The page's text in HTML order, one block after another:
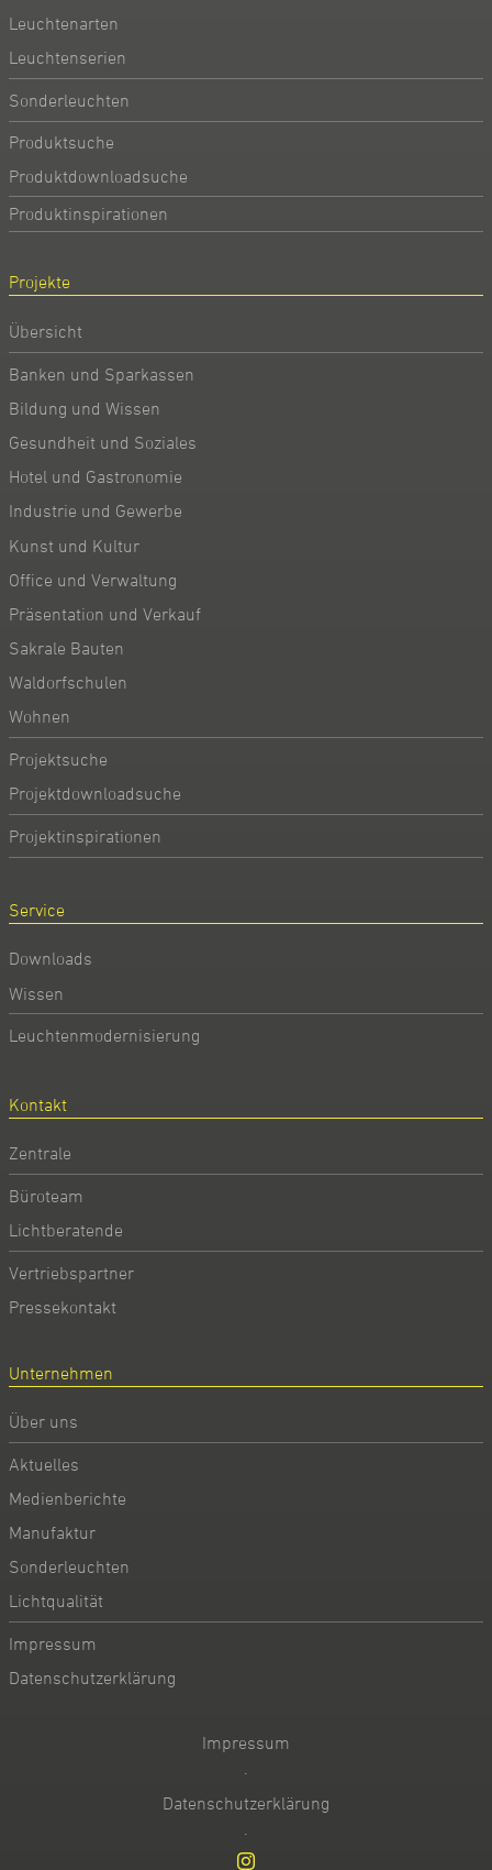
Leuchtenarten
Leuchtenserien
Sonderleuchten
Produktsuche
Produktdownloadsuche
Produktinspirationen
Projekte
Übersicht
Banken und Sparkassen
Bildung und Wissen
Gesundheit und Soziales
Hotel und Gastronomie
Industrie und Gewerbe
Kunst und Kultur
Office und Verwaltung
Präsentation und Verkauf
Sakrale Bauten
Waldorfschulen
Wohnen
Projektsuche
Projektdownloadsuche
Projektinspirationen
Service
Downloads
Wissen
Leuchtenmodernisierung
Kontakt
Zentrale
Büroteam
Lichtberatende
Vertriebspartner
Pressekontakt
Unternehmen
Über uns
Aktuelles
Medienberichte
Manufaktur
Sonderleuchten
Lichtqualität
Impressum
Datenschutzerklärung
Impressum
·
Datenschutzerklärung
·